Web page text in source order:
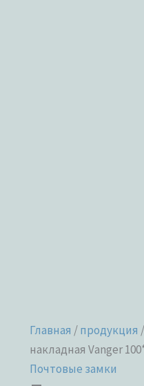
Главная /продукция /
накладная Vanger
Почтовые замки